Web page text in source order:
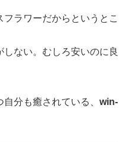
フラワーだからというとこ
ない。むしろ安いのに良
分も癒されている、 win-